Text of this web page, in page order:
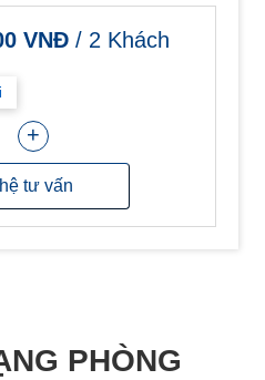
VNĐ / 2 Khách
+
tư vấn
PHÒNG